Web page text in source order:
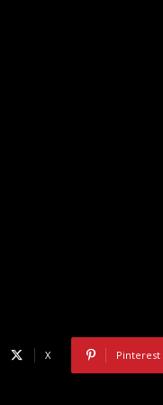
X Pinterest